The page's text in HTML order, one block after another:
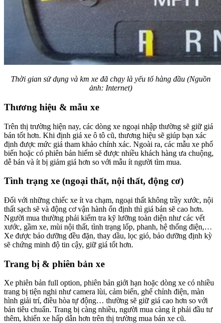
Thời gian sử dụng và km xe đã chạy là yếu tố hàng đầu (Nguồn
ảnh: Internet)
Thương hiệu & mẫu xe
Trên thị trường hiện nay, các dòng xe ngoại nhập thường sẽ giữ giá
bán tốt hơn. Khi định giá xe ô tô cũ, thương hiệu sẽ giúp bạn xác
định được mức giá tham khảo chính xác. Ngoài ra, các mẫu xe phổ
biến hoặc có phiên bản hiếm sẽ được nhiều khách hàng ưa chuộng,
dễ bán và ít bị giảm giá hơn so với mẫu ít người tìm mua.
Tình trạng xe (ngoại thất, nội thất, động cơ)
Đối với những chiếc xe ít va chạm, ngoại thất không trầy xước, nội
thất sạch sẽ và động cơ vận hành ổn định thì giá bán sẽ cao hơn.
Người mua thường phải kiểm tra kỹ lưỡng toàn diện như các vết
xước, gầm xe, mùi nội thất, tình trạng lốp, phanh, hệ thống điện,…
Xe được bảo dưỡng đều đặn, thay dầu, lọc gió, bảo dưỡng định kỳ
sẽ chứng minh độ tin cậy, giữ giá tốt hơn.
Trang bị & phiên bản xe
Xe phiên bản full option, phiên bản giới hạn hoặc dòng xe có nhiều
trang bị tiện nghi như camera lùi, cảm biến, ghế chỉnh điện, màn
hình giải trí, điều hòa tự động… thường sẽ giữ giá cao hơn so với
bản tiêu chuẩn. Trang bị càng nhiều, người mua càng ít phải đầu tư
thêm, khiến xe hấp dẫn hơn trên thị trường mua bán xe cũ.